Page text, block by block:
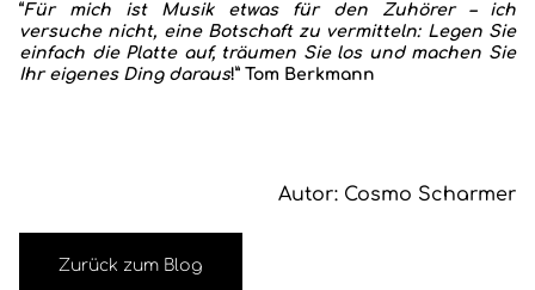
“Für mich ist Musik etwas für den Zuhörer – ich
versuche nicht, eine Botschaft zu vermitteln: Legen Sie
einfach die Platte auf, träumen Sie los und machen Sie
Ihr eigenes Ding daraus!” Tom Berkmann
Autor: Cosmo Scharmer
Zurück zum Blog